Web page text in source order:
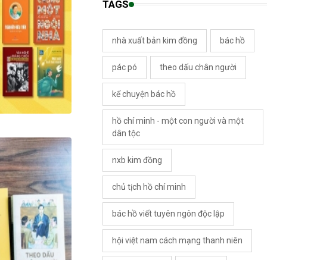
TAGS
nhà xuất bản kim đồng bác hồ
pác pó theo dấu chân người
kể chuyện bác hồ
hồ chí minh - một con người và một
dân tộc
nxb kim đồng
chủ tịch hồ chí minh
bác hồ viết tuyên ngôn độc lập
hội việt nam cách mạng thanh niên